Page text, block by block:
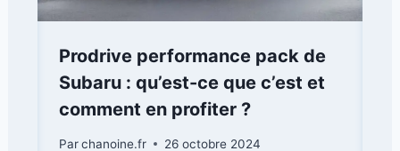
Prodrive performance pack de
Subaru : qu’est-ce que c’est et
comment en profiter ?
Parchanoine.fr 26 octobre 2024